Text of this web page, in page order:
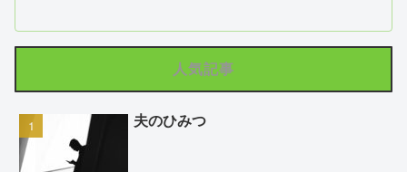
人気記事
夫のひみつ